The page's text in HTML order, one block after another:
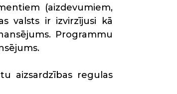
(aizdevumiem,
valsts ir izvirzījusi kā
Programmu
aizsardzības regulas